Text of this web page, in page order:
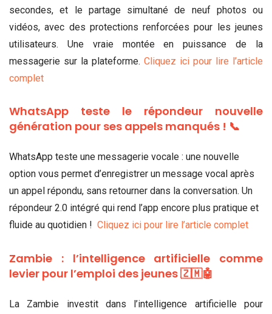
secondes, et le partage simultané de neuf photos ou
vidéos, avec des protections renforcées pour les jeunes
utilisateurs. Une vraie montée en puissance de la
messagerie sur la plateforme. Cliquez ici pour lire l’article
complet
WhatsApp teste le répondeur nouvelle
génération pour ses appels manqués ! 📞
WhatsApp teste une messagerie vocale : une nouvelle
option vous permet d’enregistrer un message vocal après
un appel répondu, sans retourner dans la conversation. Un
répondeur 2.0 intégré qui rend l’app encore plus pratique et
fluide au quotidien ! Cliquez ici pour lire l’article complet
Zambie : l’intelligence artificielle comme
levier pour l’emploi des jeunes 🇿🇲🤖
La Zambie investit dans l’intelligence artificielle pour